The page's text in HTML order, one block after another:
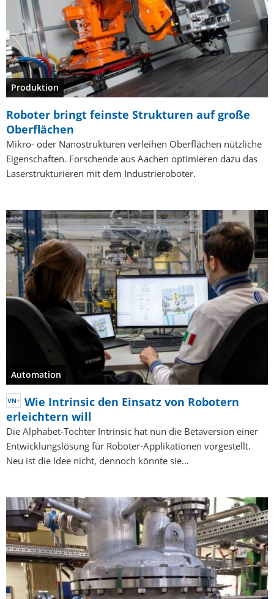
Produktion
Roboter bringt feinste Strukturen auf große
Oberflächen
Mikro- oder Nanostrukturen verleihen Oberflächen nützliche
Eigenschaften. Forschende aus Aachen optimieren dazu das
Laserstrukturieren mit dem Industrieroboter.
Automation
Wie Intrinsic den Einsatz von Robotern
erleichtern will
Die Alphabet-Tochter Intrinsic hat nun die Betaversion einer
Entwicklungslösung für Roboter-Applikationen vorgestellt.
Neu ist die Idee nicht, dennoch könnte sie…